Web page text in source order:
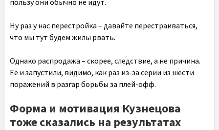
пользу они обычно не идут.
Ну раз у нас перестройка – давайте перестраиваться,
что мы тут будем жилы рвать.
Однако распродажа – скорее, следствие, а не причина.
Ее и запустили, видимо, как раз из-за серии из шести
поражений в разгар борьбы за плей-офф.
Форма и мотивация Кузнецова
тоже сказались на результатах